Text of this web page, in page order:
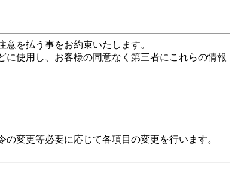
を払う事をお約束いたします。
使用し、お客様の同意なく第三者にこれらの情報
変更等必要に応じて各項目の変更を行います。